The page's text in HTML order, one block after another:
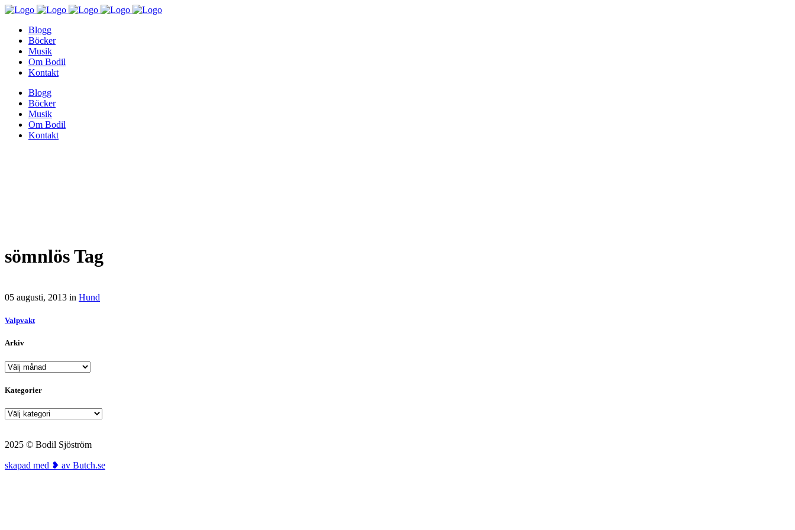
Blogg
Böcker
Musik
Om Bodil
Kontakt
Blogg
Böcker
Musik
Om Bodil
Kontakt
sömnlös Tag
05 augusti, 2013 in Hund
Valpvakt
Arkiv
Arkiv
Kategorier
Kategorier
2025 © Bodil Sjöström
skapad med ❥ av Butch.se